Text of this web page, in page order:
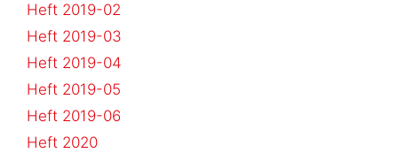
Heft 2019-02
Heft 2019-03
Heft 2019-04
Heft 2019-05
Heft 2019-06
Heft 2020